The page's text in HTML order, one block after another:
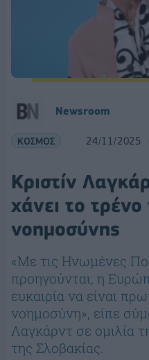
Newsroom
ΚΟΣΜΟΣ 24/11/2025
Κριστίν
χάνει το
νοημοσύνης
«Με τις Ηνωμένες
προηγούνται, η
ευκαιρία να είναι
νοημοσύνη», είπε
Λαγκάρντ σε ομιλία
της Σλοβακίας.